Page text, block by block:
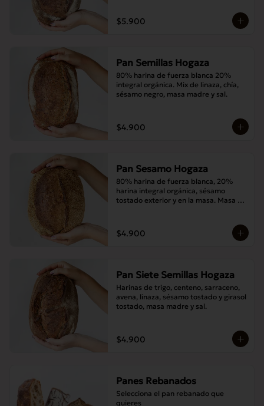
$5.900
Pan Semillas Hogaza
80% harina de fuerza blanca 20%
integral orgánica. Mix de linaza, chía,
sésamo negro, masa madre y sal.
$4.900
Pan Sesamo Hogaza
80% harina de fuerza blanca, 20%
harina integral orgánica, sésamo
tostado exterior y en la masa. Masa
$4.900
Pan Siete Semillas Hogaza
Harinas de trigo, centeno, sarraceno,
avena, linaza, sésamo tostado y girasol
tostado, masa madre y sal.
$4.900
Panes Rebanados
Selecciona el pan rebanado que
quieres